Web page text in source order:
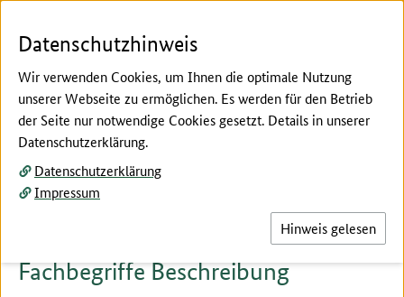
Hier beginnt der Hauptinhalt dieser Seite
Beschreibung
Fachbegriffe erklärt
Fachbegriffe Beschreibung
Datenschutzhinweis
Wir verwenden Cookies, um Ihnen die optimale Nutzung
unserer Webseite zu ermöglichen. Es werden für den Betrieb
der Seite nur notwendige Cookies gesetzt. Details in unserer
Datenschutzerklärung.
Datenschutzerklärung
Impressum
Hinweis gelesen